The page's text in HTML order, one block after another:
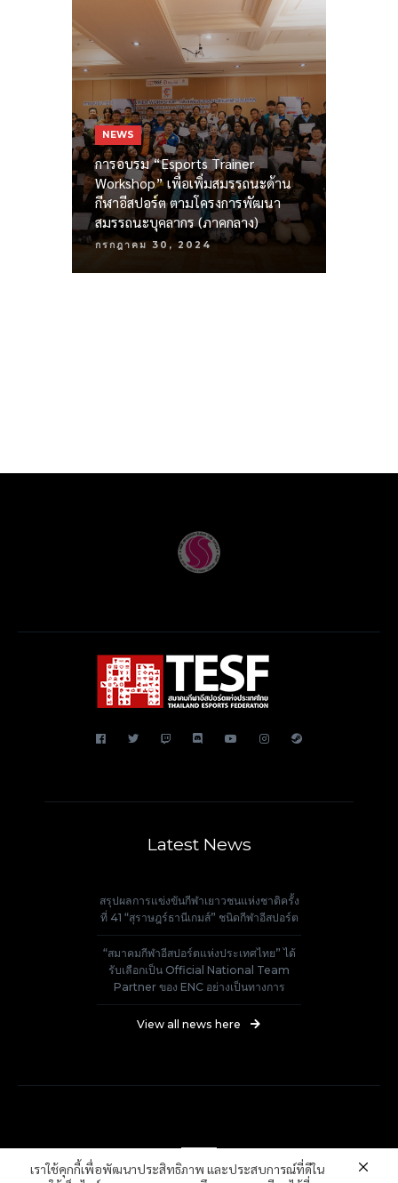
NEWS
การอบรม “Esports Trainer
Workshop” เพื่อเพิ่มสมรรถนะด้าน
กีฬาอีสปอร์ต ตามโครงการพัฒนา
สมรรถนะบุคลากร (ภาคกลาง)
กรกฎาคม 30, 2024
Latest News
สรุปผลการแข่งขันกีฬาเยาวชนแห่งชาติครั้ง
ที่ 41 “สุราษฎร์ธานีเกมส์” ชนิดกีฬาอีสปอร์ต
“สมาคมกีฬาอีสปอร์ตแห่งประเทศไทย” ได้
รับเลือกเป็น Official National Team
Partner ของ ENC อย่างเป็นทางการ
View all news here
เราใช้คุกกี้เพื่อพัฒนาประสิทธิภาพ และประสบการณ์ที่ดีใน